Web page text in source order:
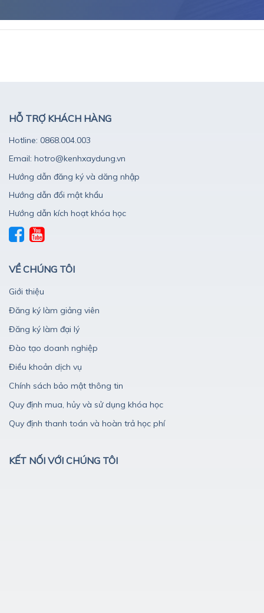
HỖ TRỢ KHÁCH HÀNG
Hotline: 0868.004.003
Email: hotro@kenhxaydung.vn
Hướng dẫn đăng ký và dăng nhập
Hướng dẫn đổi mật khẩu
Hướng dẫn kích hoạt khóa học
VỀ CHÚNG TÔI
Giới thiệu
Đăng ký làm giảng viên
Đăng ký làm đại lý
Đào tạo doanh nghiệp
Điều khoản dịch vụ
Chính sách bảo mật thông tin
Quy định mua, hủy và sử dụng khóa học
Quy định thanh toán và hoàn trả học phí
KẾT NỐI VỚI CHÚNG TÔI